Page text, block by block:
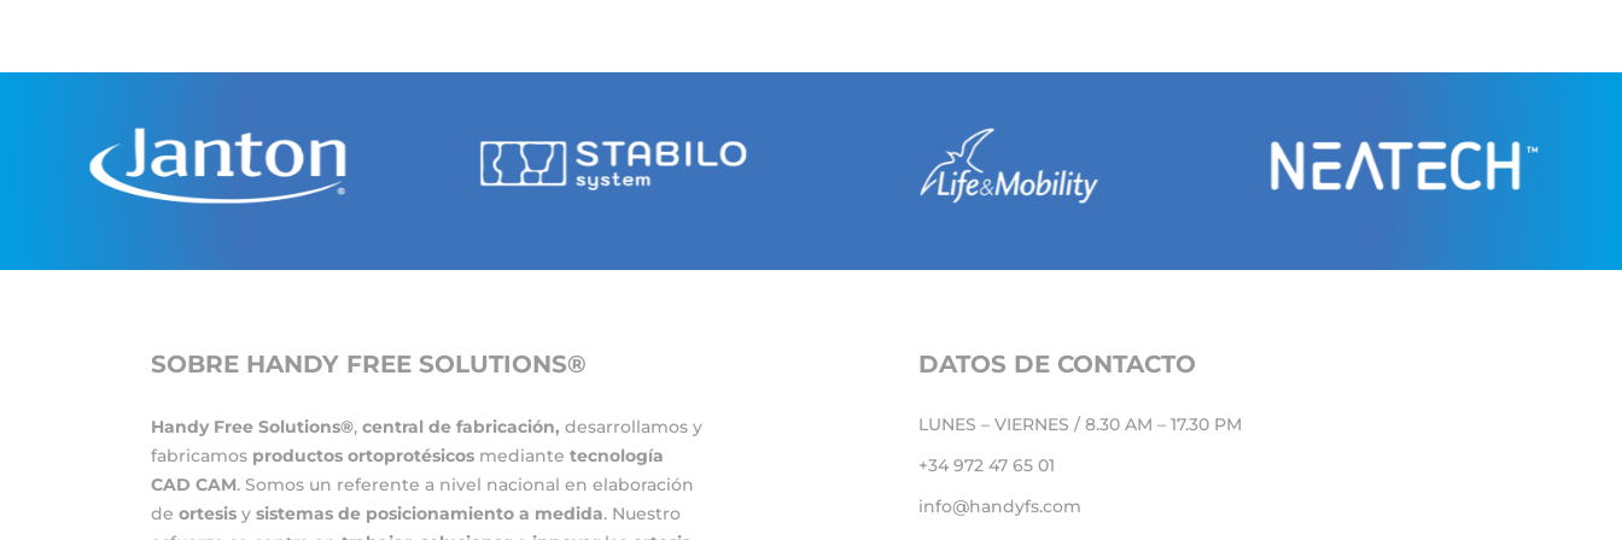
SOBRE HANDY FREE SOLUTIONS®
Handy Free Solutions®,central de fabricación, desarrollamos y
fabricamos productos ortoprotésicos mediantetecnología
CAD CAM. Somos un referente a nivel nacional en elaboración
deortesis ysistemas de posicionamiento a medida. Nuestro
DATOS DE CONTACTO
LUNES – VIERNES / 8.30 AM – 17.30 PM
+34 972 47 65 01
info@handyfs.com